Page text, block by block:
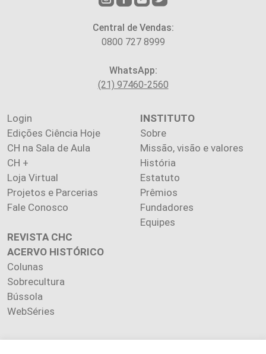
Central de Vendas:
0800 727 8999
WhatsApp:
(21) 97460-2560
Login
Edições Ciência Hoje
CH na Sala de Aula
CH +
Loja Virtual
Projetos e Parcerias
Fale Conosco
INSTITUTO
Sobre
Missão, visão e valores
História
Estatuto
Prêmios
Fundadores
Equipes
REVISTA CHC
ACERVO HISTÓRICO
Colunas
Sobrecultura
Bússola
WebSéries